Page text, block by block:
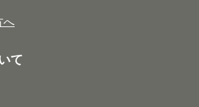
へ
て